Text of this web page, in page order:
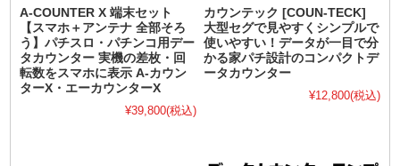
A-COUNTER X 端末セット
【スマホ＋アンテナ 全部そろ
う】パチスロ・パチンコ用デー
タカウンター 実機の差枚・回
転数をスマホに表示 A-カウン
ターX・エーカウンターX
¥39,800(税込)
カウンテック [COUN-TECK]
大型セグで見やすくシンプルで
使いやすい！データが一目で分
かる家パチ設計のコンパクトデ
ータカウンター
¥12,800(税込)